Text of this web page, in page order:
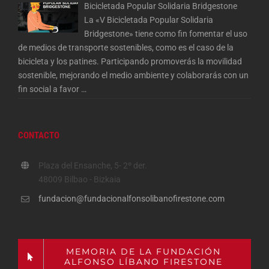
Bicicletada Popular Solidaria Bridgestone
La «V Bicicletada Popular Solidaria
Bridgestone» tiene como fin fomentar el uso
de medios de transporte sostenibles, como es el caso de la
bicicleta y los patines. Participando promoverás la movilidad
sostenible, mejorando el medio ambiente y colaborarás con un
fin social a favor …
CONTACTO
Plaza del Ensanche, 5- 2º der.
48009 Bilbao - Bizkaia
fundacion@fundacionalfonsolibanofirestone.com
MEMORIA DE LA FUNDACIÓN
ALFONSO LÍBANO FIRESTONE